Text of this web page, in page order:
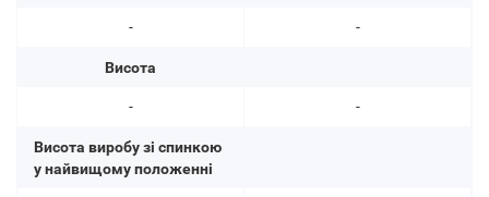
-
Висота
-
Висота виробу зі спинкою
у найвищому положенні
-
-